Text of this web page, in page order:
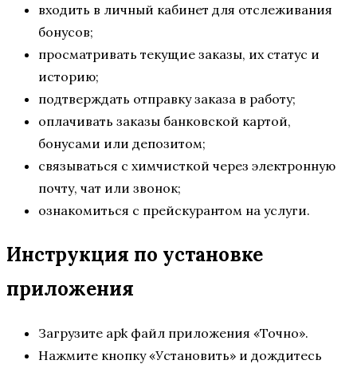
входить в личный кабинет для отслеживания
бонусов;
просматривать текущие заказы, их статус и
историю;
подтверждать отправку заказа в работу;
оплачивать заказы банковской картой,
бонусами или депозитом;
связываться с химчисткой через электронную
почту, чат или звонок;
ознакомиться с прейскурантом на услуги.
Инструкция по установке
приложения
Загрузите apk файл приложения «Точно».
Нажмите кнопку «Установить» и дождитесь